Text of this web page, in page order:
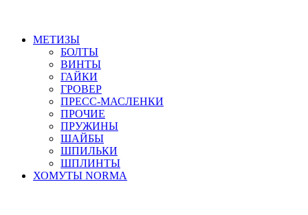
МЕТИЗЫ
БОЛТЫ
ВИНТЫ
ГАЙКИ
ГРОВЕР
ПРЕСС-МАСЛЕНКИ
ПРОЧИЕ
ПРУЖИНЫ
ШАЙБЫ
ШПИЛЬКИ
ШПЛИНТЫ
ХОМУТЫ NORMA